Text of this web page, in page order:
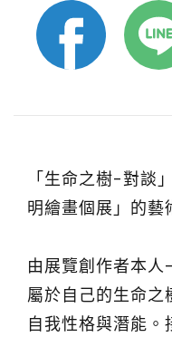
「生命之樹-對談
明繪畫個展」的藝
由展覽創作者本
屬於自己的生命之
自我性格與潛能